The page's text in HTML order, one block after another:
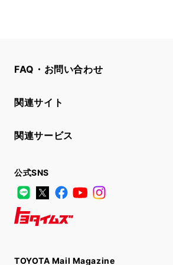
FAQ・お問い合わせ
関連サイト
関連サービス
公式SNS
LINE
X FacebookYouTube
TOYOTA Mail Magazine